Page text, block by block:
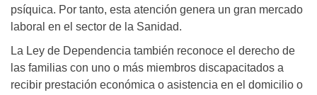
psíquica. Por tanto, esta atención genera un gran mercado
laboral en el sector de la Sanidad.
La Ley de Dependencia también reconoce el derecho de
las familias con uno o más miembros discapacitados a
recibir prestación económica o asistencia en el domicilio o